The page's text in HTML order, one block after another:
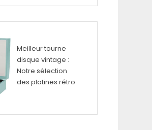
Meilleur tourne
disque vintage :
Notre sélection
des platines rétro